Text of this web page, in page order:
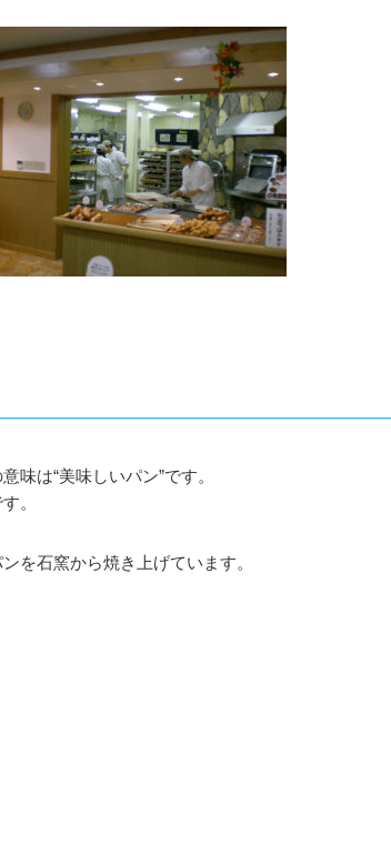
は“美味しいパン”です。
。
を石窯から焼き上げています。